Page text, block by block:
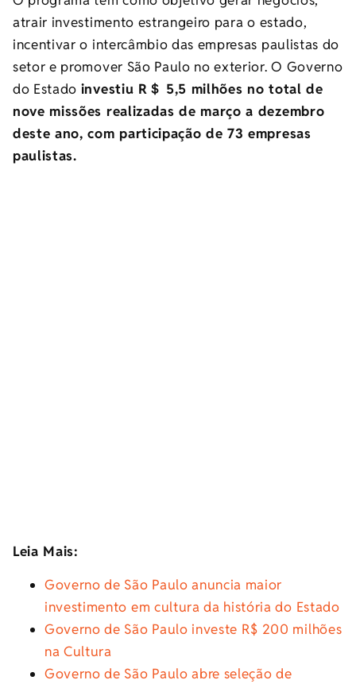
atrair investimento estrangeiro para o estado,
incentivar o intercâmbio das empresas paulistas do
setor e promover São Paulo no exterior. O Governo
do Estado investiu R＄ 5,5 milhões no total de
nove missões realizadas de março a dezembro
deste ano, com participação de 73 empresas
paulistas.
Leia Mais:
Governo de São Paulo anuncia maior
investimento em cultura da história do Estado
Governo de São Paulo investe R$ 200 milhões
na Cultura
Governo de São Paulo abre seleção de